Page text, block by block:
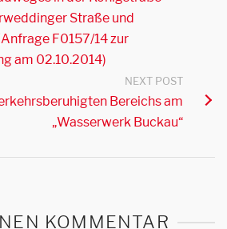
Straße und
F0157/14 zur
am 02.10.2014)
NEXT POST
Bereichs am
„Wasserwerk Buckau“
KOMMENTAR